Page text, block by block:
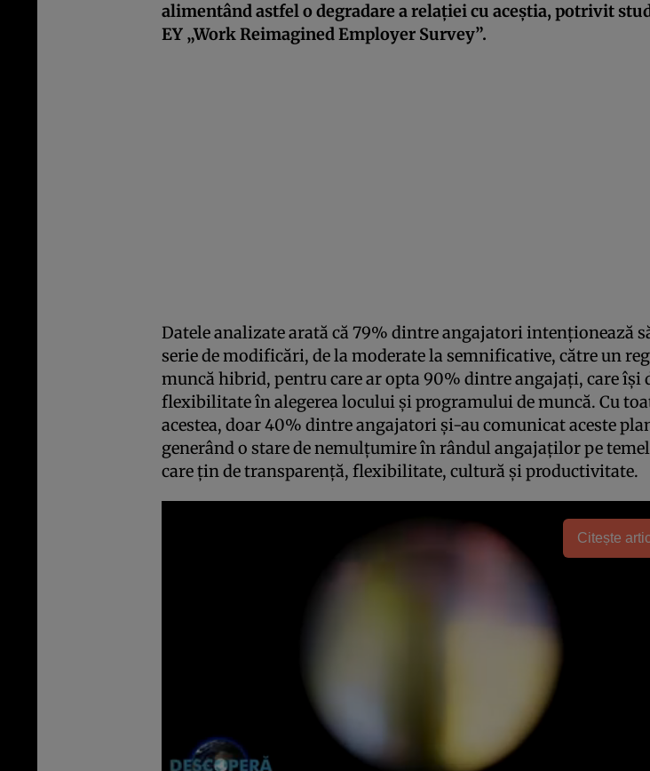
alimentând astfel o degradare a relației cu aceștia, potrivit
EY „Work Reimagined Employer Survey”.
Datele analizate arată că 79% dintre angajatori intenționează
serie de modificări, de la moderate la semnificative, către un
muncă hibrid, pentru care ar opta 90% dintre angajați, care își
flexibilitate în alegerea locului și programului de muncă. Cu
acestea, doar 40% dintre angajatori și-au comunicat aceste
generând o stare de nemulțumire în rândul angajaților pe
care țin de transparență, flexibilitate, cultură și productivitate.
Citește